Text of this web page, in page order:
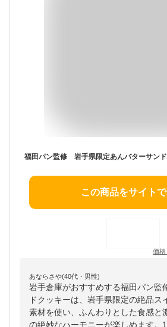
この商品をサイト
価格
あならさや(40代・男性)
岩手倉庫がおすすめする福田パン監
ドクッキーは、岩手県限定の絶品ス
素材を使い、ふんわりとした食感と
の絶妙なハーモニーが楽しめます。